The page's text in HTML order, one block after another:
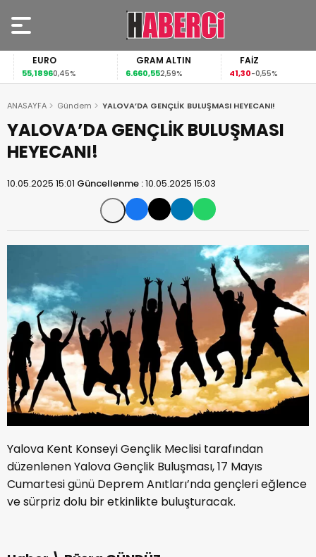
EURO
55,18960,45%
GRAM ALTIN
6.660,552,59%
FAİZ
41,30-0,55%
ANASAYFA Gündem YALOVA’DA GENÇLİK BULUŞMASI HEYECANI!
YALOVA’DA GENÇLİK BULUŞMASI
HEYECANI!
10.05.2025 15:01 Güncellenme :10.05.2025 15:03
Yalova Kent Konseyi Gençlik Meclisi tarafından
düzenlenen Yalova Gençlik Buluşması, 17 Mayıs
Cumartesi günü Deprem Anıtları’nda gençleri eğlence
ve sürpriz dolu bir etkinlikte buluşturacak.